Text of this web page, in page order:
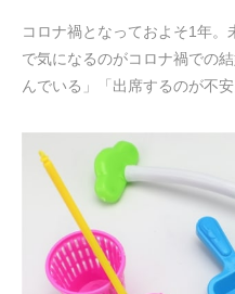
コロナ禍となっておよそ1年。
で気になるのがコロナ禍での
んでいる」「出席するのが不